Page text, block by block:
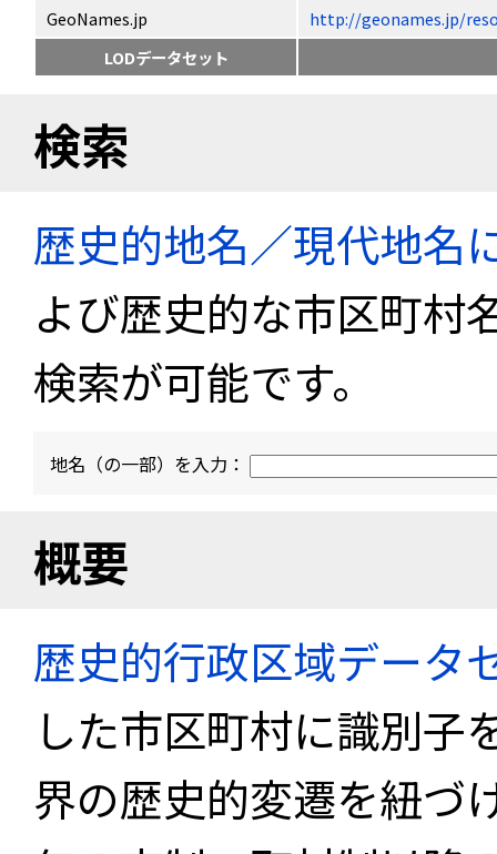
GeoNames.jp
http://geonames.jp/
LODデータセット
検索
歴史的地名／現代地名
よび歴史的な市区町村
検索が可能です。
地名（の一部）を入力：
概要
歴史的行政区域データ
した市区町村に識別子
界の歴史的変遷を紐づ